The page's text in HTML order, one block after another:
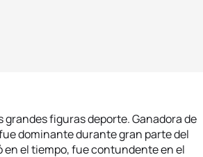
figuras deporte. Ganadora de
dominante durante gran parte del
en el tiempo, fue contundente en el